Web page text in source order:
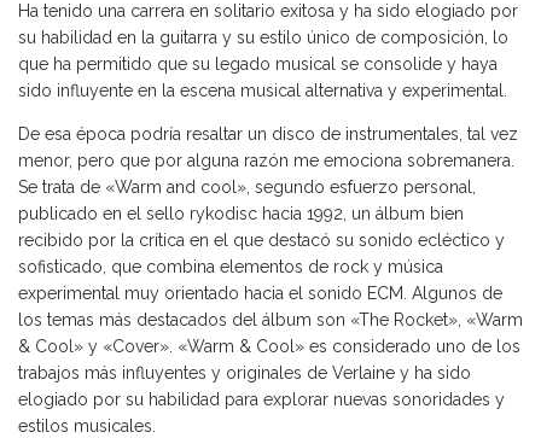
Ha tenido una carrera en solitario exitosa y ha sido elogiado por
su habilidad en la guitarra y su estilo único de composición, lo
que ha permitido que su legado musical se consolide y haya
sido influyente en la escena musical alternativa y experimental.
De esa época podría resaltar un disco de instrumentales, tal vez
menor, pero que por alguna razón me emociona sobremanera.
Se trata de «Warm and cool», segundo esfuerzo personal,
publicado en el sello rykodisc hacia 1992, un álbum bien
recibido por la crítica en el que destacó su sonido ecléctico y
sofisticado, que combina elementos de rock y música
experimental muy orientado hacia el sonido ECM. Algunos de
los temas más destacados del álbum son «The Rocket», «Warm
& Cool» y «Cover». «Warm & Cool» es considerado uno de los
trabajos más influyentes y originales de Verlaine y ha sido
elogiado por su habilidad para explorar nuevas sonoridades y
estilos musicales.